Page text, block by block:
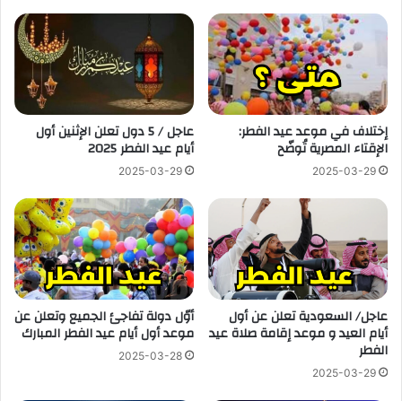
إختلاف في موعد عيد الفطر:
الإقتاء المصرية تُوضّح
2025-03-29
عاجل / 5 دول تعلن الإثنين أول
أيام عيد الفطر 2025
2025-03-29
عاجل/ السعودية تعلن عن أول
أيام العيد و موعد إقامة صلاة عيد
الفطر
2025-03-29
أوّل دولة تفاجئ الجميع وتعلن عن
موعد أول أيام عيد الفطر المبارك
2025-03-28